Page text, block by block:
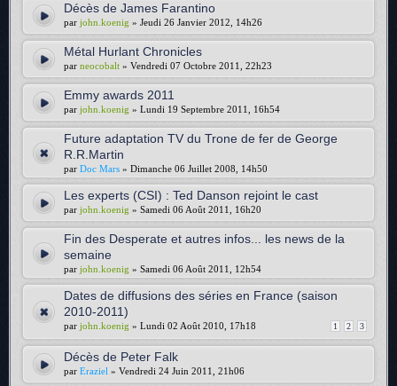
Décès de James Farantino
par john.koenig » Jeudi 26 Janvier 2012, 14h26
Métal Hurlant Chronicles
par neocobalt » Vendredi 07 Octobre 2011, 22h23
Emmy awards 2011
par john.koenig » Lundi 19 Septembre 2011, 16h54
Future adaptation TV du Trone de fer de George
R.R.Martin
par Doc Mars » Dimanche 06 Juillet 2008, 14h50
Les experts (CSI) : Ted Danson rejoint le cast
par john.koenig » Samedi 06 Août 2011, 16h20
Fin des Desperate et autres infos... les news de la
semaine
par john.koenig » Samedi 06 Août 2011, 12h54
Dates de diffusions des séries en France (saison
2010-2011)
1 2 3
par john.koenig » Lundi 02 Août 2010, 17h18
Décès de Peter Falk
par Eraziel » Vendredi 24 Juin 2011, 21h06